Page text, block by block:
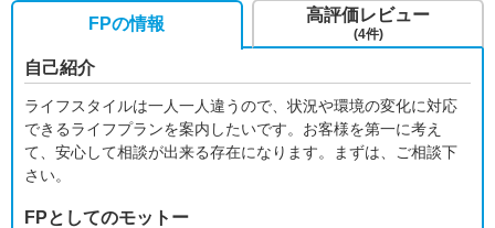
FPの情報
自己紹介
ライフスタイルは一人一人違うので、状況や環境の変化に対応
できるライフプランを案内したいです。お客様を第一に考え
て、安心して相談が出来る存在になります。まずは、ご相談下
さい。
FPとしてのモットー
高評価レビュー
(4件)